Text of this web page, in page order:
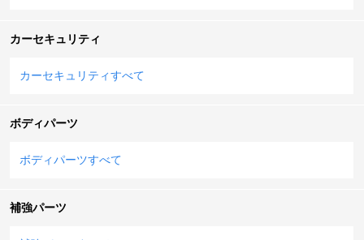
カーセキュリティ
カーセキュリティすべて
ボディパーツ
ボディパーツすべて
補強パーツ